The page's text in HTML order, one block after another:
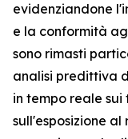
evidenziandone
e la conformità
sono rimasti
analisi predittiva
in tempo reale sui
sull'esposizione al